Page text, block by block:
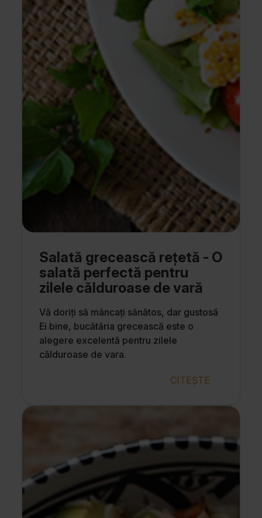
Salată grecească rețetă - O
salată perfectă pentru
zilele călduroase de vară
Vă doriți să mâncați sănătos, dar gustosă
Ei bine, bucătăria grecească este o
alegere excelentă pentru zilele
călduroase de vara.
CITEȘTE